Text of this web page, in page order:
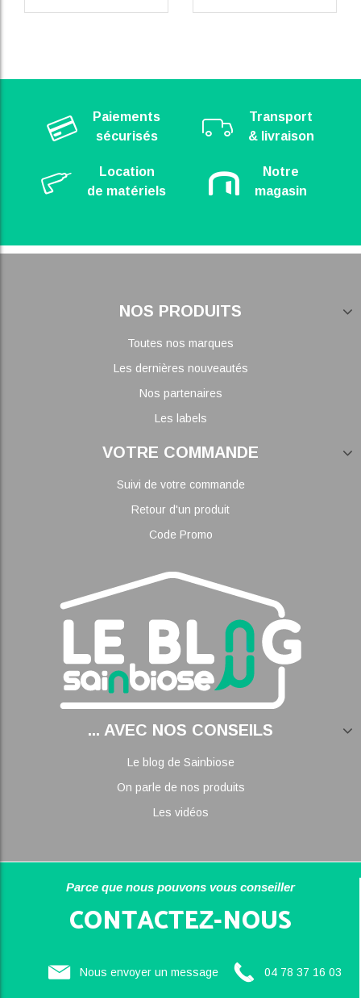
Paiements
sécurisés
Transport
& livraison
Location
de matériels
Notre
magasin
NOS PRODUITS
Toutes nos marques
Les dernières nouveautés
Nos partenaires
Les labels
VOTRE COMMANDE
Suivi de votre commande
Retour d'un produit
Code Promo
... AVEC NOS CONSEILS
Le blog de Sainbiose
On parle de nos produits
Les vidéos
Parce que nous pouvons vous conseiller
CONTACTEZ-NOUS
Nous envoyer un message 04 78 37 16 03